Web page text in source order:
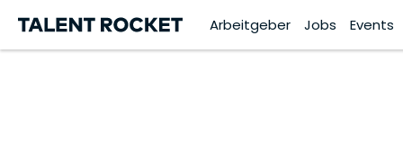
Arbeitgeber Jobs Events